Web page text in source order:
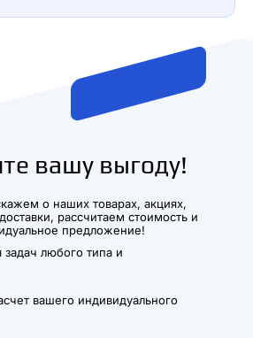
вашу выгоду!
о наших товарах, акциях,
рассчитаем стоимость и
предложение!
задач любого типа и
вашего индивидуального